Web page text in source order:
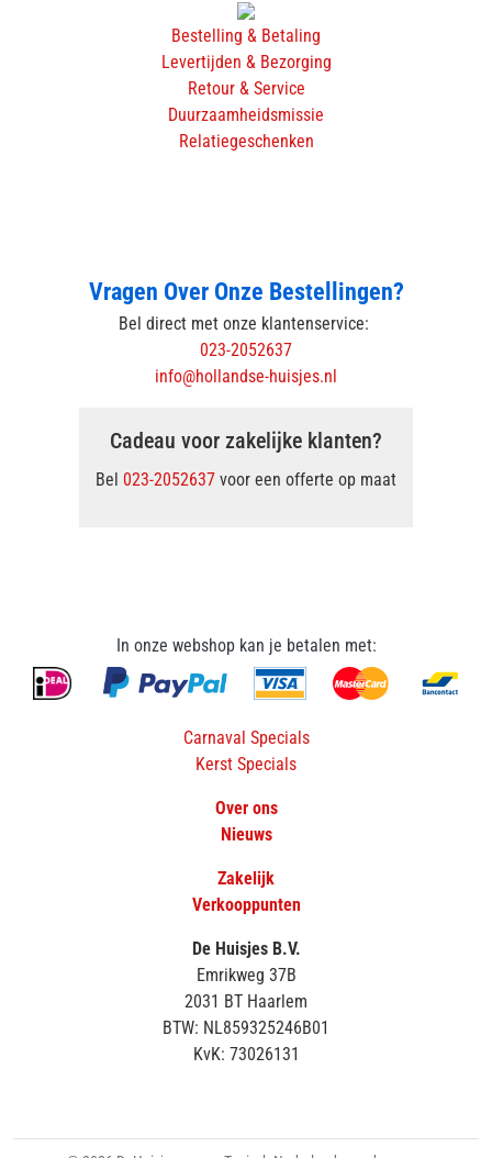
Bestelling & Betaling
Levertijden & Bezorging
Retour & Service
Duurzaamheidsmissie
Relatiegeschenken
Vragen Over Onze Bestellingen?
Bel direct met onze klantenservice:
023-2052637
info@hollandse-huisjes.nl
Cadeau voor zakelijke klanten?
Bel 023-2052637 voor een offerte op maat
In onze webshop kan je betalen met:
Carnaval Specials
Kerst Specials
Over ons
Nieuws
Zakelijk
Verkooppunten
De Huisjes B.V.
Emrikweg 37B
2031 BT Haarlem
BTW: NL859325246B01
KvK: 73026131